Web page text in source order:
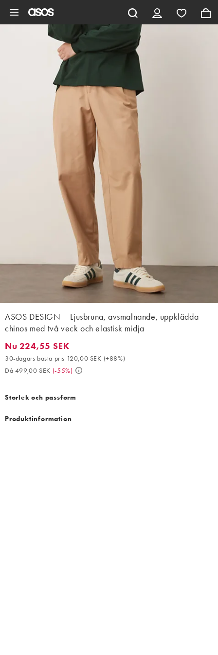
ASOS DESIGN – Ljusbruna, avsmalnande, uppklädda
chinos med två veck och elastisk midja
Nu 224,55 SEK. 30-dagars bästa pris 120,00 SEK (+88%). Då
Nu 224,55 SEK
30-dagars bästa pris 120,00 SEK (+88%)
Då 499,00 SEK (-55%)
Storlek och passform
Produktinformation